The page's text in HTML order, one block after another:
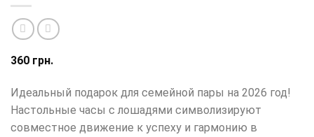
360 грн.
Идеальный подарок для семейной пары на 2026 год!
Настольные часы с лошадями символизируют
совместное движение к успеху и гармонию в